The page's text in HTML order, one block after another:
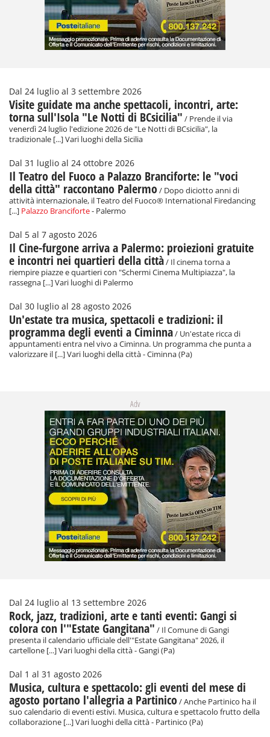
Dal 24 luglio al 3 settembre 2026
Visite guidate ma anche spettacoli, incontri, arte:
torna sull'Isola "Le Notti di BCsicilia" / Prende il via
venerdì 24 luglio l'edizione 2026 de "Le Notti di BCsicilia", la
tradizionale [...] Vari luoghi della Sicilia
Dal 31 luglio al 24 ottobre 2026
Il Teatro del Fuoco a Palazzo Branciforte: le "voci
della città" raccontano Palermo/ Dopo diciotto anni di
attività internazionale, il Teatro del Fuoco® International Firedancing
[...] Palazzo Branciforte- Palermo
Dal 5 al 7 agosto 2026
Il Cine-furgone arriva a Palermo: proiezioni gratuite
e incontri nei quartieri della città/ Il cinema torna a
riempire piazze e quartieri con "Schermi Cinema Multipiazza", la
rassegna [...] Vari luoghi di Palermo
Dal 30 luglio al 28 agosto 2026
Un'estate tra musica, spettacoli e tradizioni: il
programma degli eventi a Ciminna/ Un'estate ricca di
appuntamenti entra nel vivo a Ciminna. Un programma che punta a
valorizzare il [...] Vari luoghi della città - Ciminna (Pa)
Adv
Dal 24 luglio al 13 settembre 2026
Rock, jazz, tradizioni, arte e tanti eventi: Gangi si
colora con l'"Estate Gangitana" / Il Comune di Gangi
presenta il calendario ufficiale dell'"Estate Gangitana" 2026, il
cartellone [...] Vari luoghi della città - Gangi (Pa)
Dal 1 al 31 agosto 2026
Musica, cultura e spettacolo: gli eventi del mese di
agosto portano l'allegria a Partinico/ Anche Partinico ha il
suo calendario di eventi estivi. Musica, cultura e spettacolo frutto della
collaborazione [...] Vari luoghi della città - Partinico (Pa)